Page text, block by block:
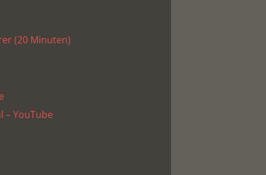
(20 Minuten)
– YouTube